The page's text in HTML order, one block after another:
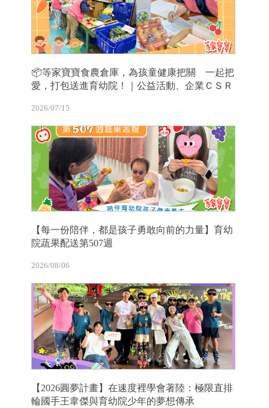
📦等家寶寶食農倉庫，為孩童健康把關 一起把
愛，打包送進育幼院！｜公益活動、企業ＣＳＲ
2026/07/15
【每一份陪伴，都是孩子勇敢向前的力量】育幼
院蔬果配送第507週
2026/08/06
【2026圓夢計畫】在速度裡學會著陸：極限直排
輪國手王韋傑與育幼院少年的夢想傳承